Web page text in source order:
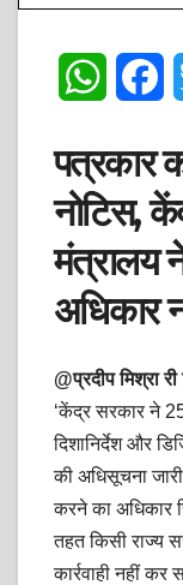
W
a
t
s
A
p
c
e
b
o
o
k
पत्रकार
नोटिस,
मंत्रालय
अधिकार
@प्रदीप मिश्रा
‘केंद्र सरकार ने 25
दिशानिर्देश और
की अधिसूचना
करने का अधिकार
तहत किसी राज्य
कार्रवाही नहीं कर